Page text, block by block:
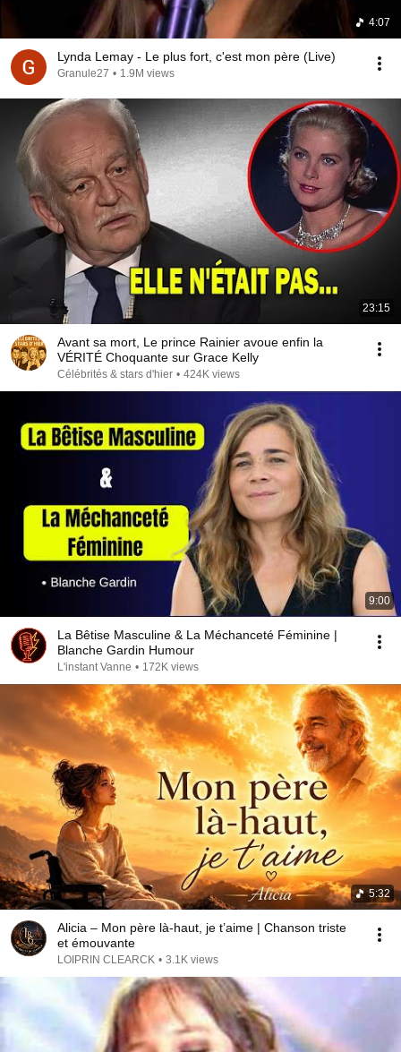
4:07
Lynda Lemay - Le plus fort, c'est mon père (Live)
Granule27 • 1.9M views
23:15
Avant sa mort, Le prince Rainier avoue enfin la
VÉRITÉ Choquante sur Grace Kelly
Célébrités & stars d'hier • 424K views
9:00
La Bêtise Masculine & La Méchanceté Féminine |
Blanche Gardin Humour
L'instant Vanne • 172K views
5:32
Alicia – Mon père là-haut, je t’aime | Chanson triste
et émouvante
LOIPRIN CLEARCK • 3.1K views